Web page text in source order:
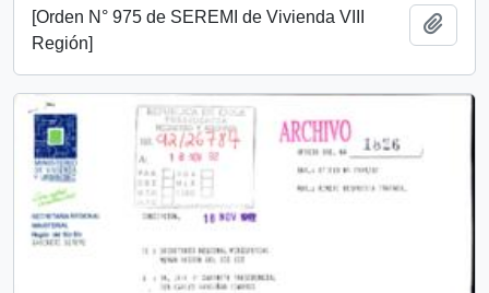
[Orden N° 975 de SEREMI de Vivienda VIII
Región]